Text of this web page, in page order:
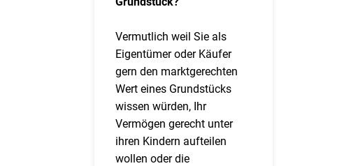
Vermutlich weil Sie als
Eigentümer oder Käufer
gern den marktgerechten
Wert eines Grundstücks
wissen würden, Ihr
Vermögen gerecht unter
ihren Kindern aufteilen
wollen oder die